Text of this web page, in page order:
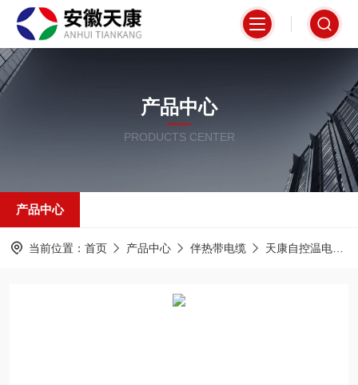
产品中心
PRODUCTS CENTER
产品中心
当前位置： 首页 产品中心 伴热带电缆 天康自控温电热带